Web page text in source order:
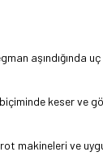
aşındığında
keser ve
makineleri ve